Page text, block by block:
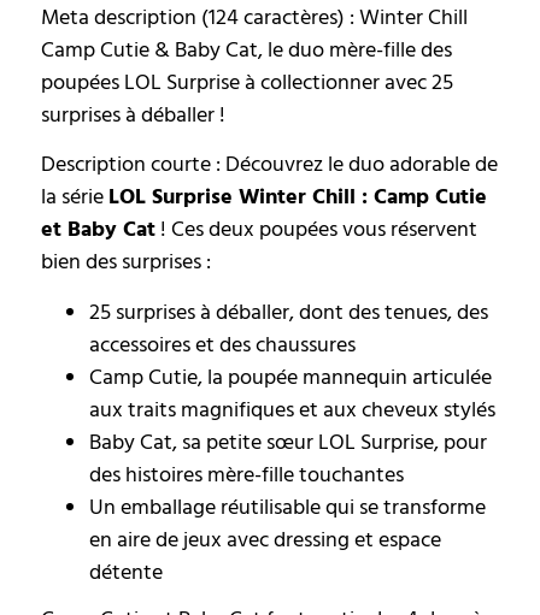
Meta description (124 caractères) : Winter Chill
Camp Cutie & Baby Cat, le duo mère-fille des
poupées LOL Surprise à collectionner avec 25
surprises à déballer !
Description courte : Découvrez le duo adorable de
la série LOL Surprise Winter Chill : Camp Cutie
et Baby Cat ! Ces deux poupées vous réservent
bien des surprises :
25 surprises à déballer, dont des tenues, des
accessoires et des chaussures
Camp Cutie, la poupée mannequin articulée
aux traits magnifiques et aux cheveux stylés
Baby Cat, sa petite sœur LOL Surprise, pour
des histoires mère-fille touchantes
Un emballage réutilisable qui se transforme
en aire de jeux avec dressing et espace
détente